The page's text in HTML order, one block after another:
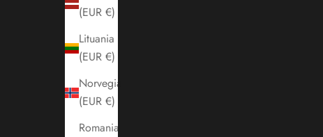
(EUR €)
Lituania
(EUR €)
Norvegia
(EUR €)
Romania